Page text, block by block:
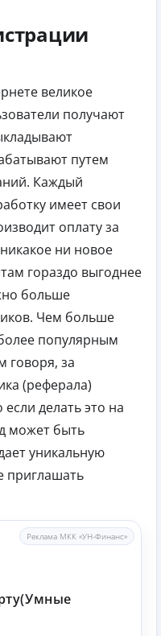
великое
получают
путем
Каждый
имеет свои
оплату за
ни новое
гораздо выгоднее
больше
Чем больше
популярным
говоря, за
(реферала)
делать это на
может быть
уникальную
приглашать
Реклама МКК «УН-Финанс»